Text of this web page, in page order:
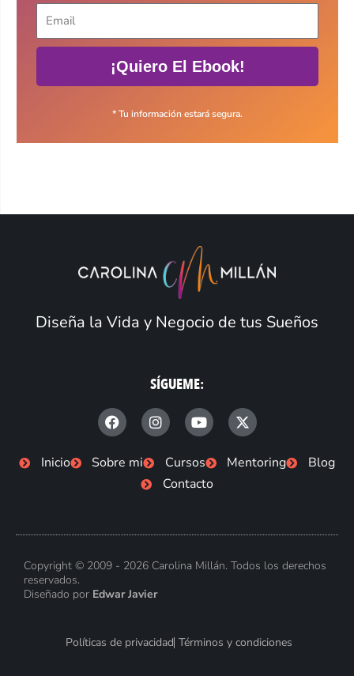
¡Quiero El Ebook!
* Tu información estará segura.
Diseña la Vida y Negocio de tus Sueños
SÍGUEME:
F
a
c
e
b
I
n
s
Y
o
u
t
u
b
X
-
t
w
i
Inicio Sobre mi Cursos Mentoring
Blog
Contacto
Copyright © 2009 - 2026 Carolina Millán. Todos los derechos
reservados.
Diseñado por Edwar Javier
Políticas de privacidad Términos y condiciones